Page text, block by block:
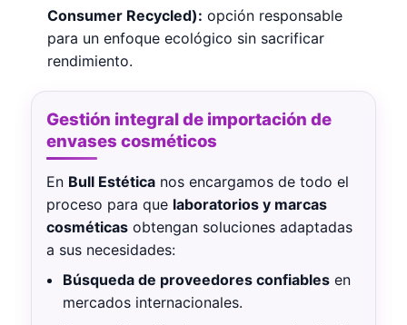
Consumer Recycled): opción responsable
para un enfoque ecológico sin sacrificar
rendimiento.
Gestión integral de importación de
envases cosméticos
En Bull Estética nos encargamos de todo el
proceso para que laboratorios y marcas
cosméticas obtengan soluciones adaptadas
a sus necesidades:
Búsqueda de proveedores confiables en
mercados internacionales.